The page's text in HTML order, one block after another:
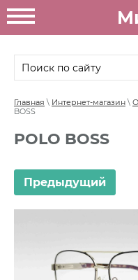
Главная \ Интернет-магазин \
BOSS
POLO BOSS
Предыдущий